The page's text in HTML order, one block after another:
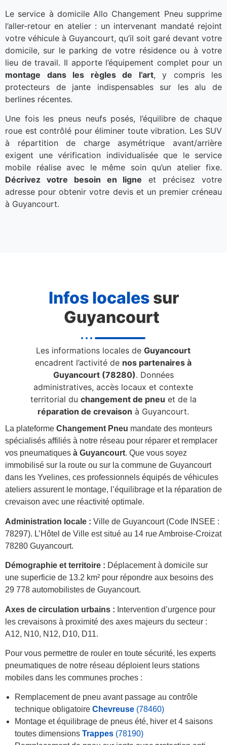
Le service à domicile Allo Changement Pneu supprime
l’aller-retour en atelier : un intervenant mandaté rejoint
votre véhicule à Guyancourt, qu’il soit garé devant votre
domicile, sur le parking de votre résidence ou à votre
lieu de travail. Il apporte l’équipement complet pour un
montage dans les règles de l’art, y compris les
protecteurs de jante indispensables sur les alu de
berlines récentes.
Une fois les pneus neufs posés, l’équilibre de chaque
roue est contrôlé pour éliminer toute vibration. Les SUV
à répartition de charge asymétrique avant/arrière
exigent une vérification individualisée que le service
mobile réalise avec le même soin qu’un atelier fixe.
Décrivez votre besoin en ligne et précisez votre
adresse pour obtenir votre devis et un premier créneau
à Guyancourt.
Infos localessur
Guyancourt
Les informations locales deGuyancourt
encadrent l’activité de nos partenaires à
Guyancourt (78280). Données
administratives, accès locaux et contexte
territorial du changement de pneu et de la
réparation de crevaison à Guyancourt.
La plateforme Changement Pneu mandate des monteurs
spécialisés affiliés à notre réseau pour réparer et remplacer
vos pneumatiques à Guyancourt. Que vous soyez
immobilisé sur la route ou sur la commune de Guyancourt
dans les Yvelines, ces professionnels équipés de véhicules
ateliers assurent le montage, l’équilibrage et la réparation de
crevaison avec une réactivité optimale.
Administration locale : Ville de Guyancourt (Code INSEE :
78297). L’Hôtel de Ville est situé au 14 rue Ambroise-Croizat
78280 Guyancourt.
Démographie et territoire : Déplacement à domicile sur
une superficie de 13.2 km² pour répondre aux besoins des
29 778 automobilistes de Guyancourt.
Axes de circulation urbains : Intervention d’urgence pour
les crevaisons à proximité des axes majeurs du secteur :
A12, N10, N12, D10, D11.
Pour vous permettre de rouler en toute sécurité, les experts
pneumatiques de notre réseau déploient leurs stations
mobiles dans les communes proches :
Remplacement de pneu avant passage au contrôle
technique obligatoire Chevreuse (78460)
Montage et équilibrage de pneus été, hiver et 4 saisons
toutes dimensions Trappes (78190)